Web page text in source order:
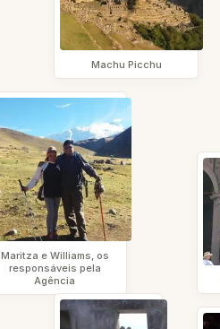
Machu Picchu
Maritza e Williams, os
responsáveis pela
Agência